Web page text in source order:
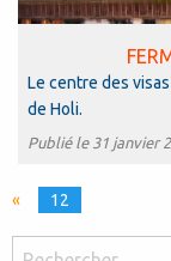
Le centre des
de Holi.
Publié le 31 janvier
« 12